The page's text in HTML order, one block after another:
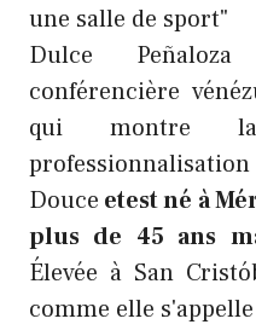
une salle de sport"
Dulce
conférencière
qui montre
Douce etest né à
plus de 45 ans
Élevée à San
comme elle